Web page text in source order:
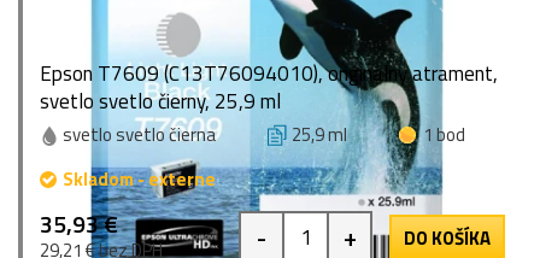
Epson T7609 (C13T76094010), originálny atrament,
svetlo svetlo čierny, 25,9 ml
svetlo svetlo čierna 25,9 ml
1 bod
Skladom - externe
35,93 €
29,21 € bez DPH - + DO KOŠÍKA